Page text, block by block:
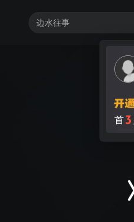
首3